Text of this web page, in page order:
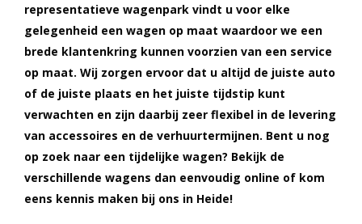
representatieve wagenpark vindt u voor elke
gelegenheid een wagen op maat waardoor we een
brede klantenkring kunnen voorzien van een service
op maat. Wij zorgen ervoor dat u altijd de juiste auto
of de juiste plaats en het juiste tijdstip kunt
verwachten en zijn daarbij zeer flexibel in de levering
van accessoires en de verhuurtermijnen. Bent u nog
op zoek naar een tijdelijke wagen? Bekijk de
verschillende wagens dan eenvoudig online of kom
eens kennis maken bij ons in Heide!